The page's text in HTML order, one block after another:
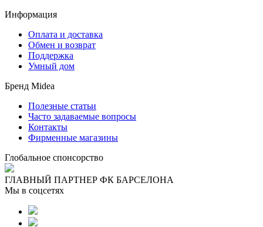
Информация
Оплата и доставка
Обмен и возврат
Поддержка
Умный дом
Бренд Midea
Полезные статьи
Часто задаваемые вопросы
Контакты
Фирменные магазины
Глобальное спонсорство
ГЛАВНЫЙ ПАРТНЕР ФК БАРСЕЛОНА
Мы в соцсетях